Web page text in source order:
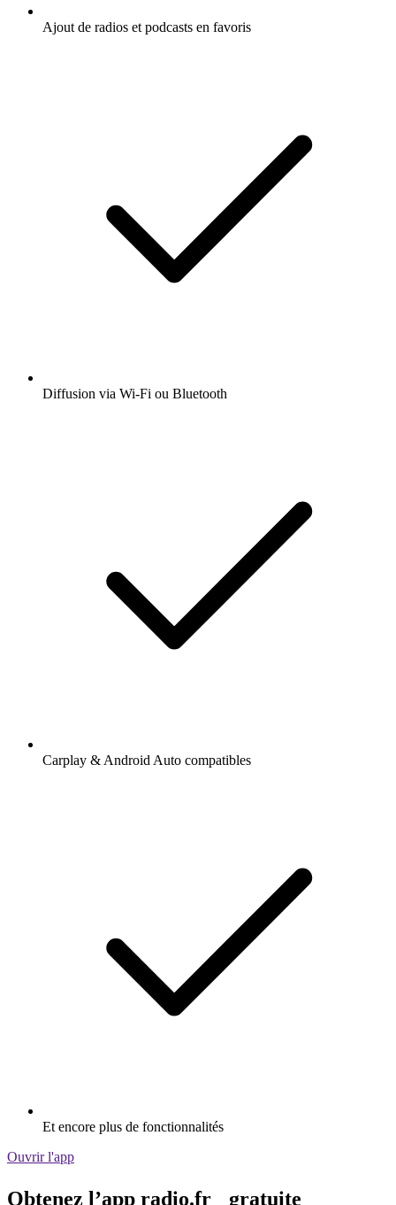
Ajout de radios et podcasts en favoris
Diffusion via Wi-Fi ou Bluetooth
Carplay & Android Auto compatibles
Et encore plus de fonctionnalités
Ouvrir l'app
Obtenez l’app radio.fr gratuite